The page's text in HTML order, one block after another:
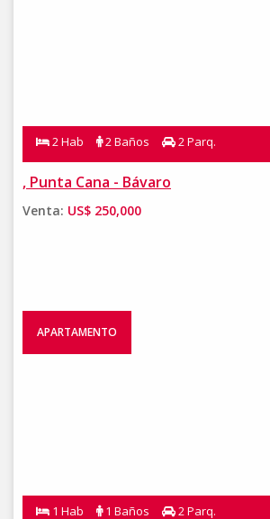
2 Hab 2 Baños 2 Parq.
, Punta Cana - Bávaro
Venta: US$ 250,000
APARTAMENTO
1 Hab 1 Baños 2 Parq.